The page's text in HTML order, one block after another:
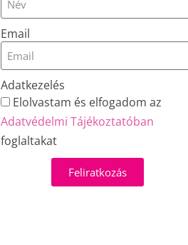
Email
Adatkezelés
Elolvastam és elfogadom az
Adatvédelmi Tájékoztatóban
foglaltakat
Feliratkozás